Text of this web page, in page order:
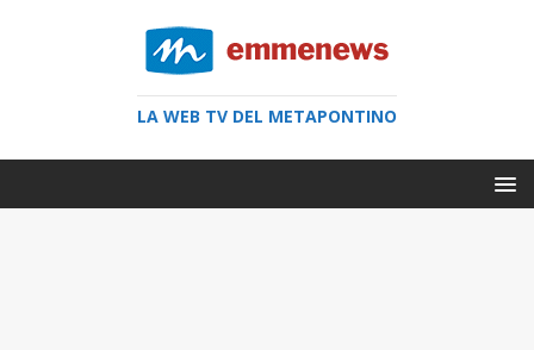
LA WEB TV DEL METAPONTINO